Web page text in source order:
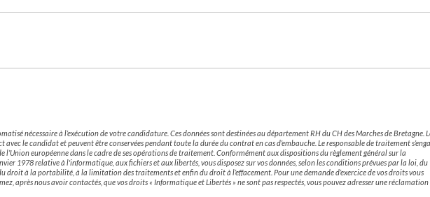
nécessaire à l’exécution de votre candidature. Ces données sont destinées au département RH du CH des Marches de Bretagne.
avec le candidat et peuvent être conservées pendant toute la durée du contrat en cas d’embauche. Le responsable de traitement
l’Union européenne dans le cadre de ses opérations de traitement. Conformément aux dispositions du règlement général sur la
1978 relative à l'informatique, aux fichiers et aux libertés, vous disposez sur vos données, selon les conditions prévues par la loi, du
droit à la portabilité, à la limitation des traitements et enfin du droit à l’effacement. Pour une demande d’exercice de vos droits vous
après nous avoir contactés, que vos droits « Informatique et Libertés » ne sont pas respectés, vous pouvez adresser une réclamation